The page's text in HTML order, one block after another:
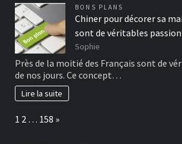
BONS PLANS
Chiner pour décorer sa
sont de véritables
Sophie
Près de la moitié des Français sont de
de nos jours. Ce concept…
Lire la suite
Page:
1 2 … 158 Next
»